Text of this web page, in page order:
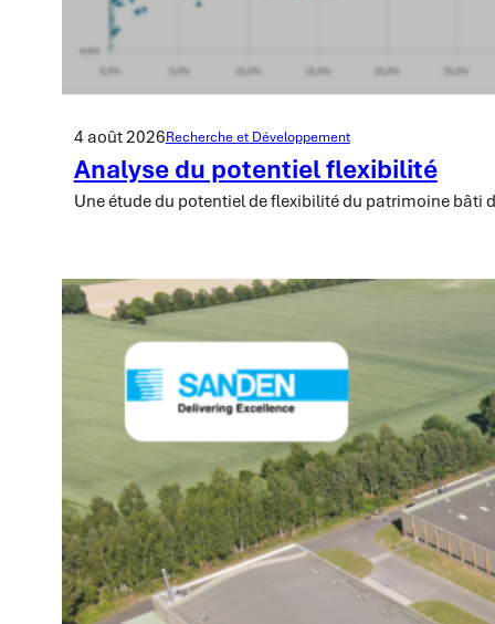
4 août 2026Recherche et Développement
Analyse du potentiel flexibilité
Une étude du potentiel de flexibilité du patrimoine bâti